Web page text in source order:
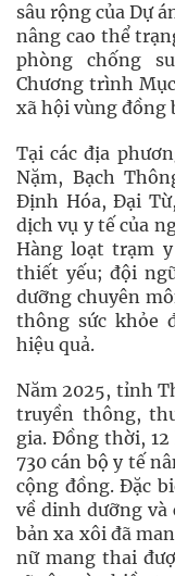
sâu rộng của Dự
nâng cao thể
phòng chống
Chương trình
xã hội vùng đồng
Tại các địa
Nặm, Bạch
Định Hóa, Đại
dịch vụ y tế của
Hàng loạt trạm
thiết yếu; đội
dưỡng chuyên
thông sức khỏe
hiệu quả.
Năm 2025, tỉnh
truyền thông,
gia. Đồng thời,
730 cán bộ y tế
cộng đồng. Đặc
về dinh dưỡng
bản xa xôi đã
nữ mang thai